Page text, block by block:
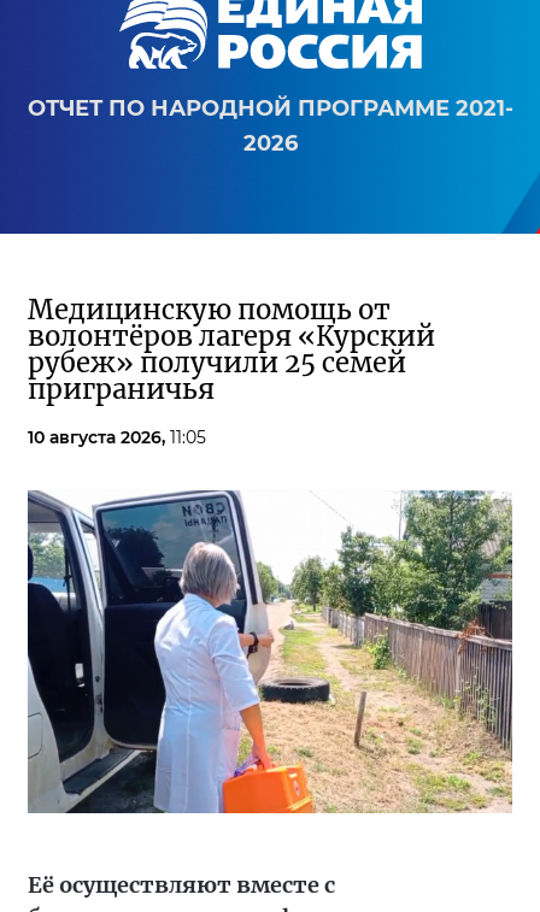
ОТЧЕТ ПО НАРОДНОЙ ПРОГРАММЕ 2021-
2026
Медицинскую помощь от
волонтёров лагеря «Курский
рубеж» получили 25 семей
приграничья
10 августа 2026, 11:05
Её осуществляют вместе с